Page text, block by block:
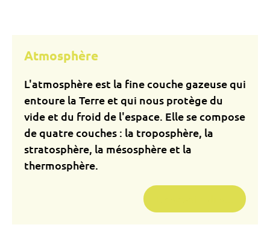
Atmosphère
L'atmosphère est la fine couche gazeuse qui
entoure la Terre et qui nous protège du
vide et du froid de l'espace. Elle se compose
de quatre couches : la troposphère, la
stratosphère, la mésosphère et la
thermosphère.